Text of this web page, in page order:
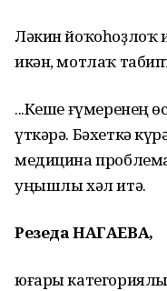
Ләкин йоҡоһоҙлоҡ
икән, мотлаҡ
...Кеше ғүмеренең
үткәрә. Бәхеткә
медицина
уңышлы хәл итә.
Резеда НАГАЕВА,
юғары